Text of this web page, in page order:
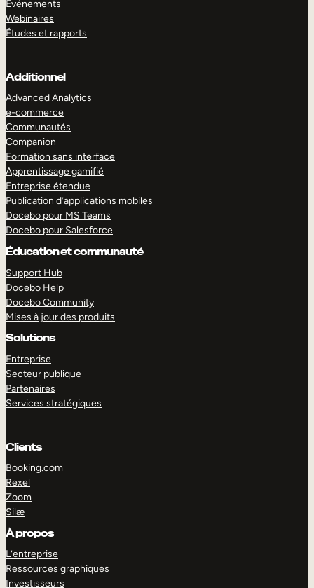
Événements
Webinaires
Études et rapports
Additionnel
Advanced Analytics
e-commerce
Communautés
Companion
Formation sans interface
Apprentissage gamifié
Entreprise étendue
Publication d’applications mobiles
Docebo pour MS Teams
Docebo pour Salesforce
Éducation et communauté
Support Hub
Docebo Help
Docebo Community
Mises à jour des produits
Solutions
Entreprise
Secteur publique
Partenaires
Services stratégiques
Clients
Booking.com
Rexel
Zoom
Silæ
À propos
L’entreprise
Ressources graphiques
Investisseurs